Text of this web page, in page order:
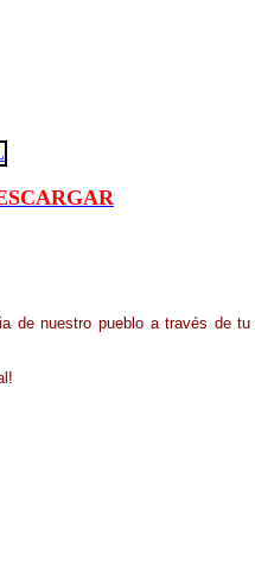
de nuestro pueblo a través de